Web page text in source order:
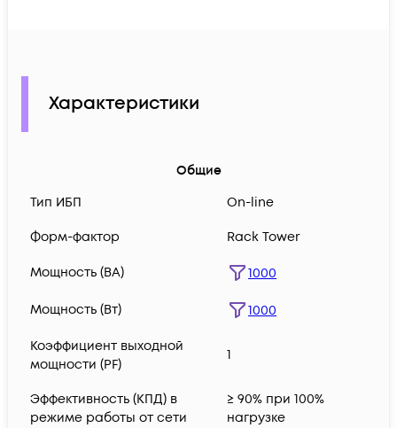
Характеристики
Общие
Тип ИБП
On-line
Форм-фактор Rack Tower
Мощность (ВА) 1000
Мощность (Вт) 1000
Коэффициент выходной
мощности (PF)
1
Эффективность (КПД) в
режиме работы от сети
≥ 90% при 100%
нагрузке